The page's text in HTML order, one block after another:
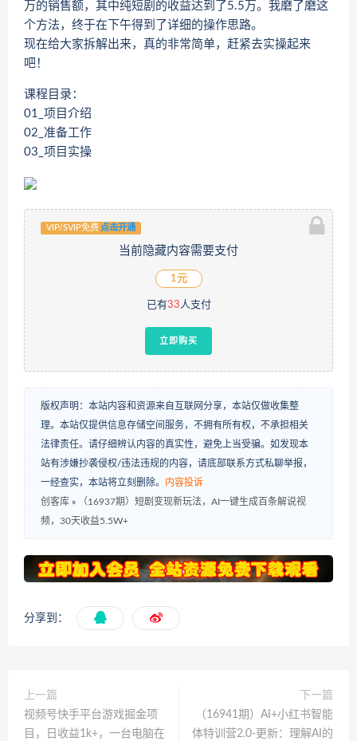
万的销售额，其中纯短剧的收益达到了5.5万。我磨了磨这
个方法，终于在下午得到了详细的操作思路。
现在给大家拆解出来，真的非常简单，赶紧去实操起来
吧！
课程目录：
01_项目介绍
02_准备工作
03_项目实操
VIP/SVIP免费 点击开通
当前隐藏内容需要支付
1元
已有33人支付
立即购买
版权声明：本站内容和资源来自互联网分享，本站仅做收集整
理。本站仅提供信息存储空间服务，不拥有所有权，不承担相关
法律责任。请仔细辨认内容的真实性，避免上当受骗。如发现本
站有涉嫌抄袭侵权/违法违规的内容，请底部联系方式私聊举报，
一经查实，本站将立刻删除。 内容投诉
创客库 »
（16937期）短剧变现新玩法，AI一键生成百条解说视
频，30天收益5.5W+
分享到：
上一篇
视频号快手平台游戏掘金项
目，日收益1k+，一台电脑在
下一篇
（16941期）AI+小红书智能
体特训营2.0-更新：理解AI的